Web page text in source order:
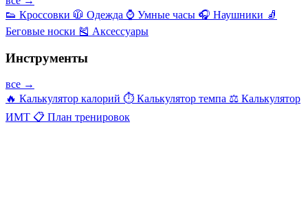
👟 Кроссовки 🧥 Одежда ⌚ Умные часы 🎧 Наушники 🧦
Беговые носки 🎽 Аксессуары
Инструменты
все →
🔥 Калькулятор калорий ⏱️ Калькулятор темпа ⚖️ Калькулятор
ИМТ 📋 План тренировок